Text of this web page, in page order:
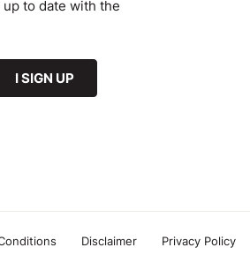
to date with the
I SIGN UP
Disclaimer Privacy Policy